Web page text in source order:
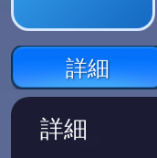
詳細
詳細